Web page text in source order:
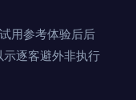
用参考体验后后
逐客避外非执行